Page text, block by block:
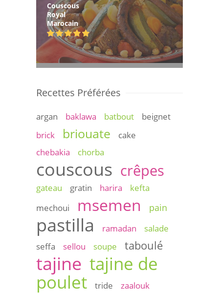
Couscous
Royal
Marocain
Recettes Préférées
argan baklawa batbout
beignet
brick
briouate
cake
chebakia
chorba
couscous crêpes
gateau gratin harira
kefta
mechoui
msemen pain
pastilla ramadan
salade
seffa
sellou soupe taboulé
tajine tajine de
poulet
tride
zaalouk